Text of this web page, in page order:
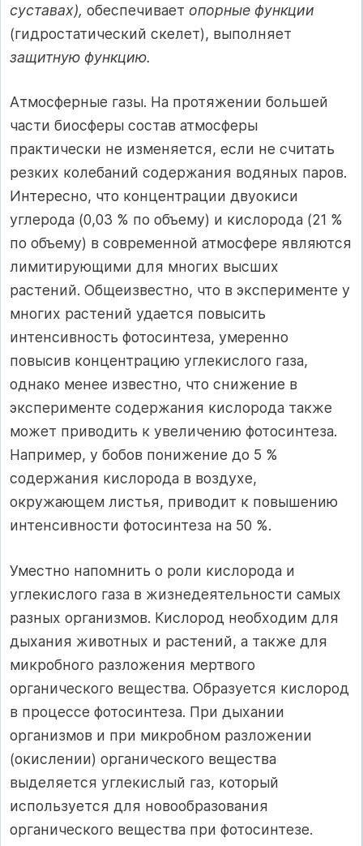
суставах), обеспечивает опорные функции
(гидростатический скелет), выполняет
защитную функцию.
Атмосферные газы. На протяжении большей
части биосферы состав атмосферы
практически не изменяется, если не считать
резких колебаний содержания водяных паров.
Интересно, что концентрации двуокиси
углерода (0,03 % по объему) и кислорода (21 %
по объему) в современной атмосфере являются
лимитирующими для многих высших
растений. Общеизвестно, что в эксперименте у
многих растений удается повысить
интенсивность фотосинтеза, умеренно
повысив концентрацию углекислого газа,
однако менее известно, что снижение в
эксперименте содержания кислорода также
может приводить к увеличению фотосинтеза.
Например, у бобов понижение до 5 %
содержания кислорода в воздухе,
окружающем листья, приводит к повышению
интенсивности фотосинтеза на 50 %.
Уместно напомнить о роли кислорода и
углекислого газа в жизнедеятельности самых
разных организмов. Кислород необходим для
дыхания животных и растений, а также для
микробного разложения мертвого
органического вещества. Образуется кислород
в процессе фотосинтеза. При дыхании
организмов и при микробном разложении
(окислении) органического вещества
выделяется углекислый газ, который
используется для новообразования
органического вещества при фотосинтезе.